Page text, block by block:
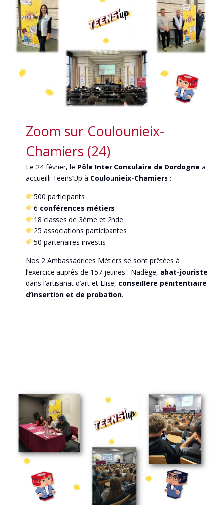
Zoom sur Coulounieix-
Chamiers (24)
Le 24 février, le Pôle Inter Consulaire de Dordogne a
accueilli Teens’Up à Coulounieix-Chamiers :
500 participants
6 conférences métiers
18 classes de 3ème et 2nde
25 associations participantes
50 partenaires investis
Nos 2 Ambassadrices Métiers se sont prêtées à
l’exercice auprès de 157 jeunes : Nadège, abat-jouriste
dans l’artisanat d’art et Elise, conseillère pénitentiaire
d’insertion et de probation.